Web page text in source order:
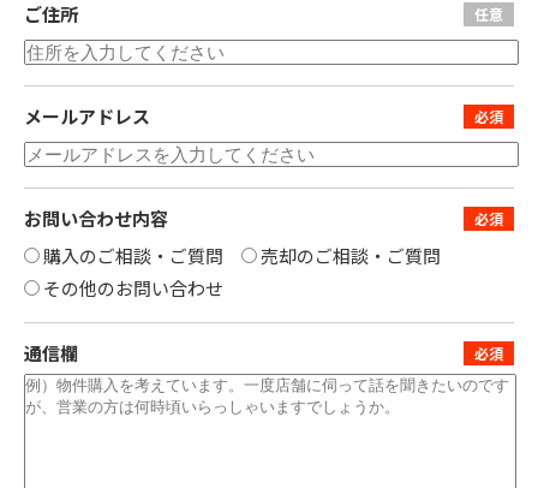
ご住所
メールアドレス
お問い合わせ内容
購入のご相談・ご質問
売却のご相談・ご質問
その他のお問い合わせ
通信欄